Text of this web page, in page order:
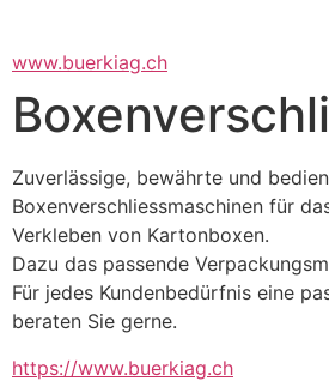
www.buerkiag.ch
Zuverlässige, bewährte und
Boxenverschliessmaschinen für
Verkleben von Kartonboxen.
Dazu das passende
Für jedes Kundenbedürfnis eine
beraten Sie gerne.
https://www.buerkiag.ch